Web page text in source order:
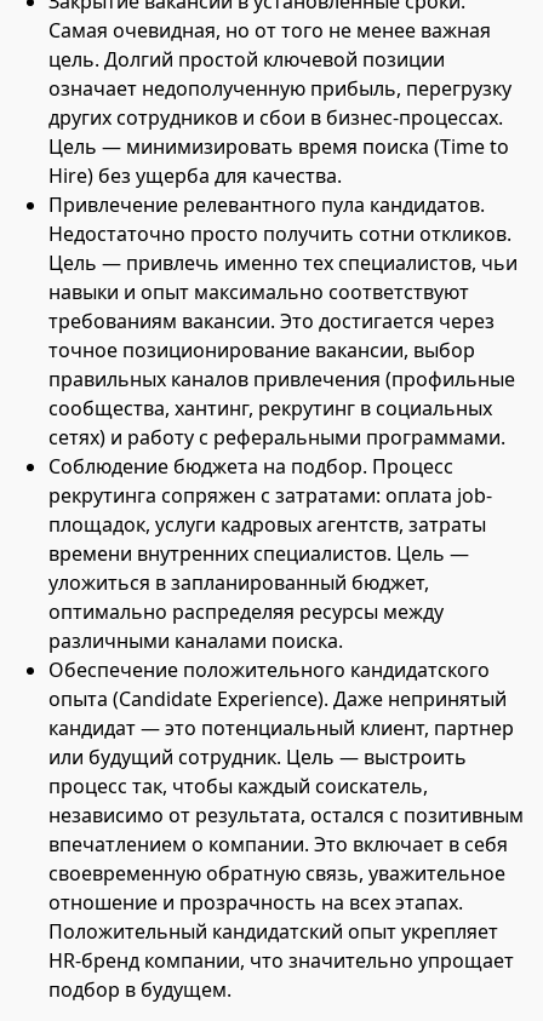
Самая очевидная, но от того не менее важная
цель. Долгий простой ключевой позиции
означает недополученную прибыль, перегрузку
других сотрудников и сбои в бизнес-процессах.
Цель — минимизировать время поиска (Time to
Hire) без ущерба для качества.
Привлечение релевантного пула кандидатов.
Недостаточно просто получить сотни откликов.
Цель — привлечь именно тех специалистов, чьи
навыки и опыт максимально соответствуют
требованиям вакансии. Это достигается через
точное позиционирование вакансии, выбор
правильных каналов привлечения (профильные
сообщества, хантинг, рекрутинг в социальных
сетях) и работу с реферальными программами.
Соблюдение бюджета на подбор. Процесс
рекрутинга сопряжен с затратами: оплата job-
площадок, услуги кадровых агентств, затраты
времени внутренних специалистов. Цель —
уложиться в запланированный бюджет,
оптимально распределяя ресурсы между
различными каналами поиска.
Обеспечение положительного кандидатского
опыта (Candidate Experience). Даже непринятый
кандидат — это потенциальный клиент, партнер
или будущий сотрудник. Цель — выстроить
процесс так, чтобы каждый соискатель,
независимо от результата, остался с позитивным
впечатлением о компании. Это включает в себя
своевременную обратную связь, уважительное
отношение и прозрачность на всех этапах.
Положительный кандидатский опыт укрепляет
HR-бренд компании, что значительно упрощает
подбор в будущем.